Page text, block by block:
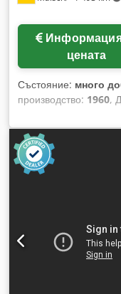
Информация за
цената
Състояние: много
производство: 1960,
Изнесение: 3380 мм
Akkek Скорост на
работната
мощност: 1,1 kW
Необходима площ: